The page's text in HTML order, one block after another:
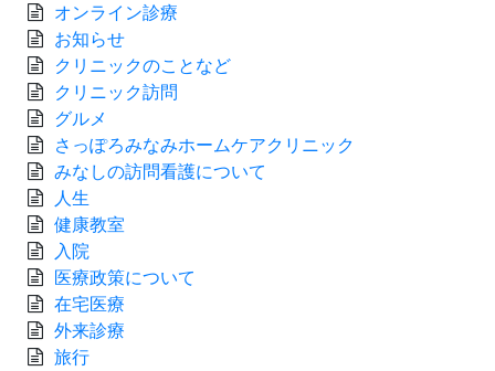
オンライン診療
お知らせ
クリニックのことなど
クリニック訪問
グルメ
さっぽろみなみホームケアクリニック
みなしの訪問看護について
人生
健康教室
入院
医療政策について
在宅医療
外来診療
旅行